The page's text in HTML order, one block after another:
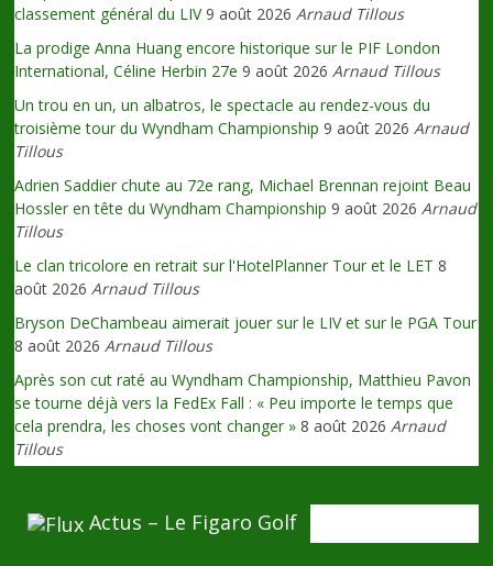
classement général du LIV 9 août 2026 Arnaud Tillous
La prodige Anna Huang encore historique sur le PIF London
International, Céline Herbin 27e 9 août 2026 Arnaud Tillous
Un trou en un, un albatros, le spectacle au rendez-vous du
troisième tour du Wyndham Championship 9 août 2026 Arnaud
Tillous
Adrien Saddier chute au 72e rang, Michael Brennan rejoint Beau
Hossler en tête du Wyndham Championship 9 août 2026 Arnaud
Tillous
Le clan tricolore en retrait sur l'HotelPlanner Tour et le LET 8
août 2026 Arnaud Tillous
Bryson DeChambeau aimerait jouer sur le LIV et sur le PGA Tour
8 août 2026 Arnaud Tillous
Après son cut raté au Wyndham Championship, Matthieu Pavon
se tourne déjà vers la FedEx Fall : « Peu importe le temps que
cela prendra, les choses vont changer » 8 août 2026 Arnaud
Tillous
Actus – Le Figaro Golf